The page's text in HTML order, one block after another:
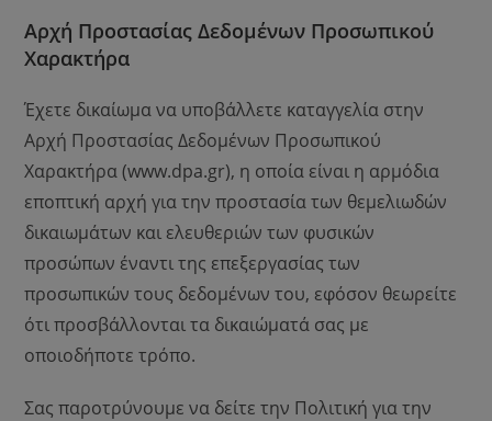
Αρχή Προστασίας Δεδομένων Προσωπικού
Χαρακτήρα
Έχετε δικαίωμα να υποβάλλετε καταγγελία στην
Αρχή Προστασίας Δεδομένων Προσωπικού
Χαρακτήρα (www.dpa.gr), η οποία είναι η αρμόδια
εποπτική αρχή για την προστασία των θεμελιωδών
δικαιωμάτων και ελευθεριών των φυσικών
προσώπων έναντι της επεξεργασίας των
προσωπικών τους δεδομένων του, εφόσον θεωρείτε
ότι προσβάλλονται τα δικαιώματά σας με
οποιοδήποτε τρόπο.
Σας παροτρύνουμε να δείτε την Πολιτική για την